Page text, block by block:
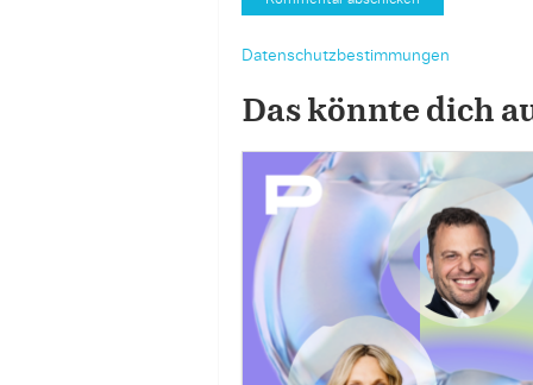
Datenschutzbestimmungen
Das könnte dich